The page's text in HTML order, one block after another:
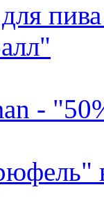
-